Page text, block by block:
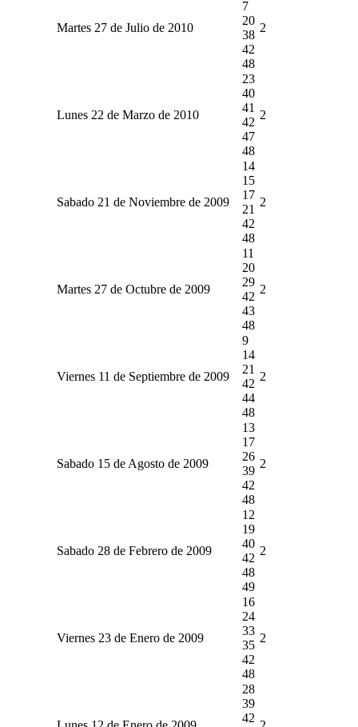
Martes 27 de Julio de 2010
7
20
38
42
48
2
Lunes 22 de Marzo de 2010
23
40
41
42
47
48
2
Sabado 21 de Noviembre de 2009
14
15
17
21
42
48
2
Martes 27 de Octubre de 2009
11
20
29
42
43
48
2
Viernes 11 de Septiembre de 2009
9
14
21
42
44
48
2
Sabado 15 de Agosto de 2009
13
17
26
39
42
48
2
Sabado 28 de Febrero de 2009
12
19
40
42
48
49
2
Viernes 23 de Enero de 2009
16
24
33
35
42
48
2
28
39
42